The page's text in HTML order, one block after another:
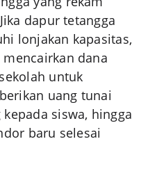
dapur tetangga
lonjakan kapasitas,
dana
untuk
uang tunai
siswa, hingga
baru selesai